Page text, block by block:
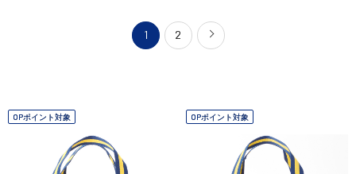
1 2
OPポイント対象 OPポイント対象